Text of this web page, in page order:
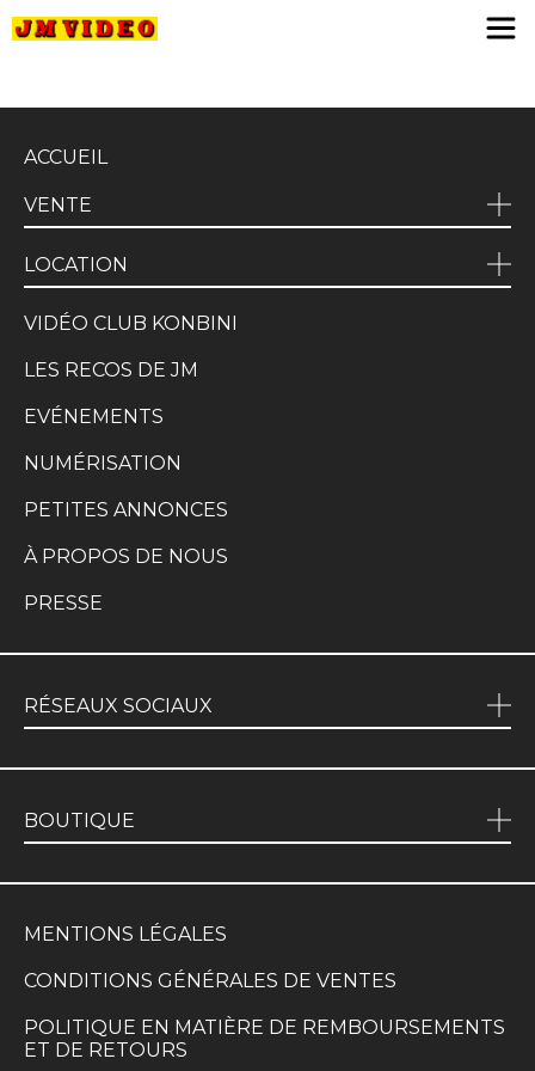
ACCUEIL
VENTE
LOCATION
VIDÉO CLUB KONBINI
LES RECOS DE JM
EVÉNEMENTS
NUMÉRISATION
PETITES ANNONCES
À PROPOS DE NOUS
PRESSE
RÉSEAUX SOCIAUX
BOUTIQUE
MENTIONS LÉGALES
CONDITIONS GÉNÉRALES DE VENTES
POLITIQUE EN MATIÈRE DE REMBOURSEMENTS
ET DE RETOURS